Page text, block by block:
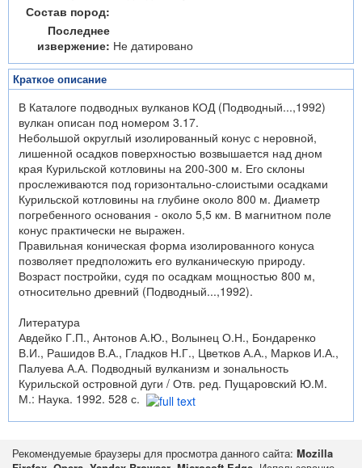
Состав пород:
Последнее
извержение: Не датировано
Краткое описание
В Каталоге подводных вулканов КОД (Подводный...,1992)
вулкан описан под номером 3.17.
Небольшой округлый изолированный конус с неровной,
лишенной осадков поверхностью возвышается над дном
края Курильской котловины на 200-300 м. Его склоны
прослеживаются под горизонтально-слоистыми осадками
Курильской котловины на глубине около 800 м. Диаметр
погребенного основания - около 5,5 км. В магнитном поле
конус практически не выражен.
Правильная коническая форма изолированного конуса
позволяет предположить его вулканическую природу.
Возраст постройки, судя по осадкам мощностью 800 м,
относительно древний (Подводный...,1992).
Литература
Авдейко Г.П., Антонов А.Ю., Волынец О.Н., Бондаренко
В.И., Рашидов В.А., Гладков Н.Г., Цветков А.А., Марков И.А.,
Палуева А.А. Подводный вулканизм и зональность
Курильской островной дуги / Отв. ред. Пущаровский Ю.М.
М.: Наука. 1992. 528 с.
Рекомендуемые браузеры для просмотра данного сайта: Mozilla